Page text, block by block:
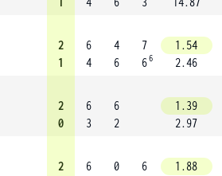
2
1
6
4
4
6
7
66
1.54
2.46
2
0
6
3
6
2
1.39
2.97
2
6
0
6
1.88